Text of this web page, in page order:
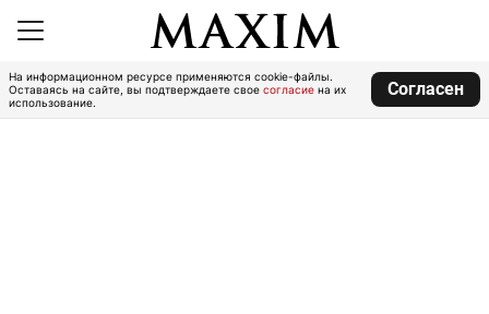
На информационном ресурсе применяются cookie-файлы.
Оставаясь на сайте, вы подтверждаете свое согласие на их
использование.
Согласен